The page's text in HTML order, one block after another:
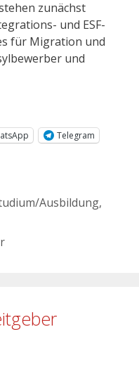
zunächst
und ESF-
für Migration und
und
Telegram
Ausbildung,